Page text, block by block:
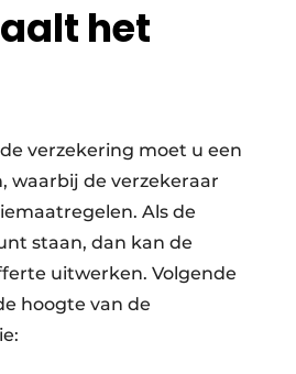
het
verzekering moet u een
waarbij de verzekeraar
Als de
staan, dan kan de
uitwerken. Volgende
hoogte van de